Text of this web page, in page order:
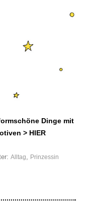
Dinge mit
> HIER
Alltag, Prinzessin